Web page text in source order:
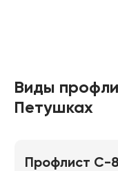
Виды
Петушках
Профлист С-8